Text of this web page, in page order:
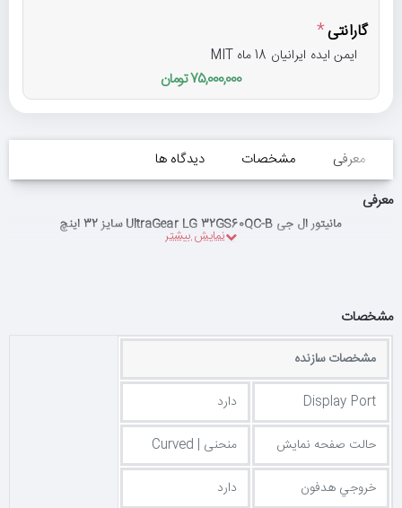
گارانتی
ایمن ایده ایرانیان 18 ماه MIT
75,000,000 تومان
معرفی مشخصات
دیدگاه ها
معرفی
مانیتور ال جی UltraGear LG 32GS60QC-B سایز 32 اینچ
مشخصات
مشخصات سازنده
Display Port
دارد
حالت صفحه نمایش
منحنی | Curved
خروجي هدفون
دارد